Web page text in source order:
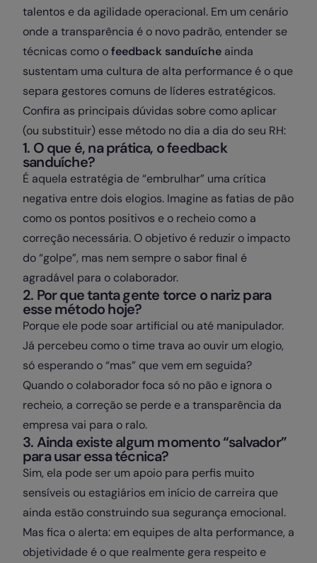
talentos e da agilidade operacional. Em um cenário
onde a transparência é o novo padrão, entender se
técnicas como ofeedback sanduíche ainda
sustentam uma cultura de alta performance é o que
separa gestores comuns de líderes estratégicos.
Confira as principais dúvidas sobre como aplicar
(ou substituir) esse método no dia a dia do seu RH:
1. O que é, na prática, o feedback
sanduíche?
É aquela estratégia de “embrulhar” uma crítica
negativa entre dois elogios. Imagine as fatias de pão
como os pontos positivos e o recheio como a
correção necessária. O objetivo é reduzir o impacto
do “golpe”, mas nem sempre o sabor final é
agradável para o colaborador.
2. Por que tanta gente torce o nariz para
esse método hoje?
Porque ele pode soar artificial ou até manipulador.
Já percebeu como o time trava ao ouvir um elogio,
só esperando o “mas” que vem em seguida?
Quando o colaborador foca só no pão e ignora o
recheio, a correção se perde e a transparência da
empresa vai para o ralo.
3. Ainda existe algum momento “salvador”
para usar essa técnica?
Sim, ela pode ser um apoio para perfis muito
sensíveis ou estagiários em início de carreira que
ainda estão construindo sua segurança emocional.
Mas fica o alerta: em equipes de alta performance, a
objetividade é o que realmente gera respeito e